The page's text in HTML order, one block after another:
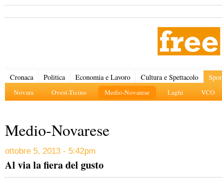
Cronaca Politica Economia e Lavoro Cultura e Spettacolo
Novara Ovest-Ticino Medio-Novarese Laghi VCO
Medio-Novarese
ottobre 5, 2013 - 5:42pm
Al via la fiera del gusto